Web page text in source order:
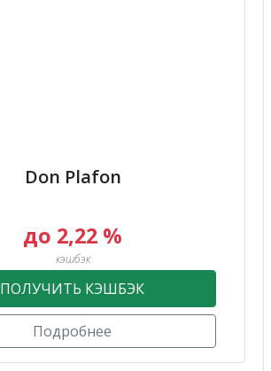
Don Plafon
до 2,22 %
кэшбэк
ПОЛУЧИТЬ КЭШБЭК
Подробнее